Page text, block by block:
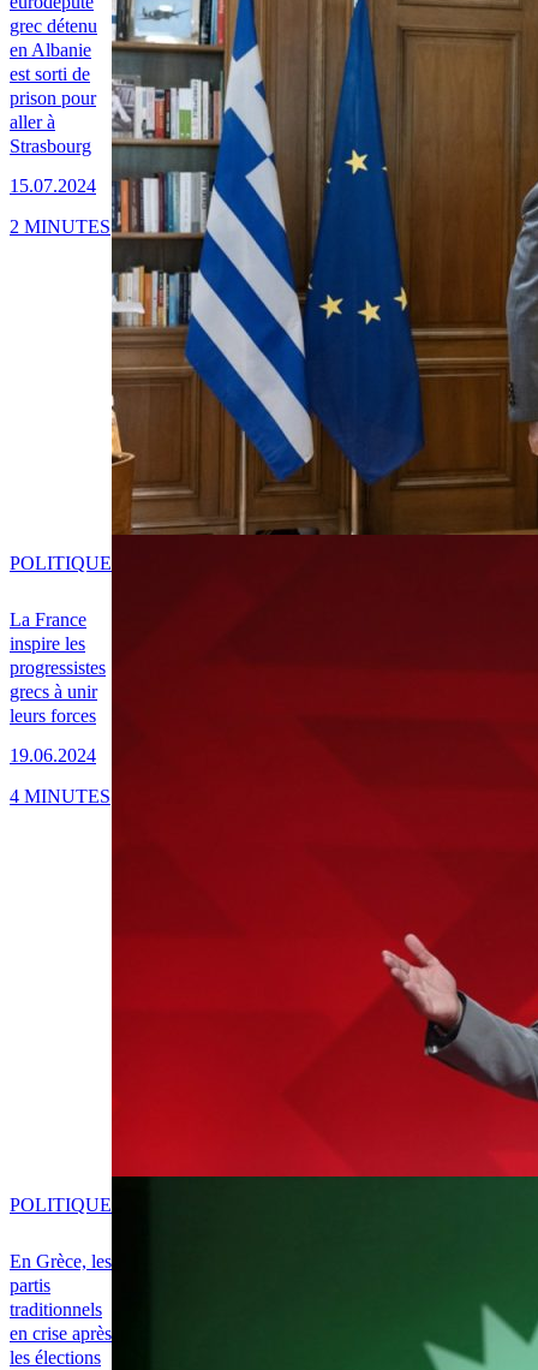
grec détenu
en Albanie
est sorti de
prison pour
aller à
Strasbourg
15.07.2024
2 MINUTES
La France
inspire les
progressistes
grecs à unir
leurs forces
19.06.2024
POLITIQUE
4 MINUTES
En Grèce, les
partis
traditionnels
en crise après
les élections
POLITIQUE